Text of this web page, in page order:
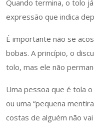
Quando termina, o tolo já
expressão que indica
É importante não se
bobas. A princípio, o
tolo, mas ele não
Uma pessoa que é tola
ou uma “pequena
costas de alguém não